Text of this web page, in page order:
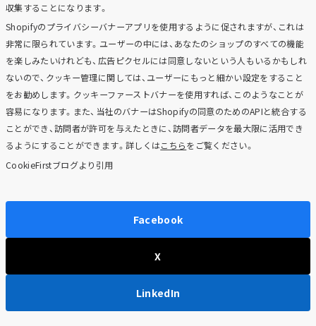
収集することになります。
Shopifyのプライバシーバナーアプリを使用するように促されますが、これは
非常に限られています。ユーザーの中には、あなたのショップのすべての機能
を楽しみたいけれども、広告ピクセルには同意しないという人もいるかもしれ
ないので、クッキー管理に関しては、ユーザーにもっと細かい設定をすること
をお勧めします。クッキーファーストバナーを使用すれば、このようなことが
容易になります。また、当社のバナーはShopifyの同意のためのAPIと統合する
ことができ、訪問者が許可を与えたときに、訪問者データを最大限に活用でき
るようにすることができます。詳しくはこちらをご覧ください。
CookieFirstブログより引用
Facebook
X
LinkedIn